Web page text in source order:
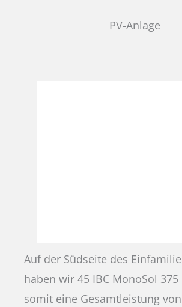
PV-Anlage
Auf der Südseite des
haben wir 45 IBC MonoSol
somit eine Gesamtleistung